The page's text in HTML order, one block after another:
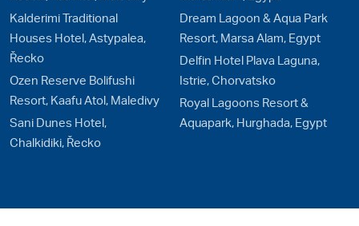
Kalderimi Traditional
Houses Hotel, Astypalea,
Řecko
Ozen Reserve Bolifushi
Resort, Kaafu Atol, Maledivy
Sani Dunes Hotel,
Chalkidiki, Řecko
Dream Lagoon & Aqua Park
Resort, Marsa Alam, Egypt
Delfin Hotel Plava Laguna,
Istrie, Chorvatsko
Royal Lagoons Resort &
Aquapark, Hurghada, Egypt